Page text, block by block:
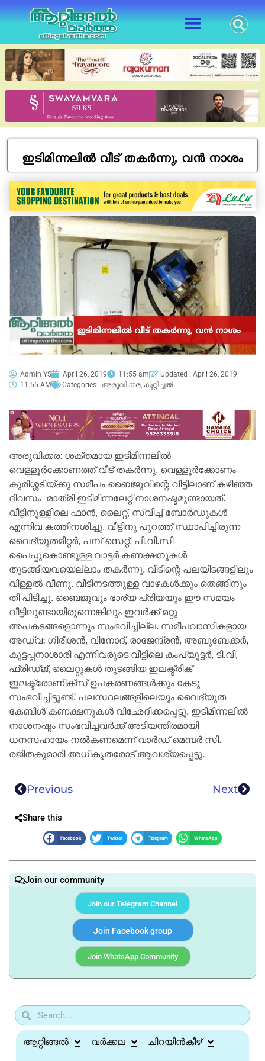
ഇടിമിന്നലിൽ വീട് തകർന്നു, വൻ നാശം
Admin YS April 26, 2019 11:55 am
Updated : April 26, 2019
11:55 AM
Categories : അരുവിക്കര കുറ്റിച്ചൽ
അരുവിക്കര: ശക്തമായ ഇടിമിന്നലിൽ
വെള്ളൂർക്കോണത്ത് വീട് തകർന്നു. വെള്ളൂർക്കോണം
കുരിശ്ശടിയ്ക്കു സമീപം ബൈജുവിന്റെ വീട്ടിലാണ് കഴിഞ്ഞ
ദിവസം രാത്രി ഇടിമിന്നലേറ്റ് നാശനഷ്ടമുണ്ടായത്.
വീട്ടിനുള്ളിലെ ഫാൻ, ലൈറ്റ്, സ്വിച്ച് ബോർഡുകൾ
എന്നിവ കത്തിനശിച്ചു. വീട്ടിനു പുറത്ത് സ്ഥാപിച്ചിരുന്ന
വൈദ്യുതമീറ്റർ, പമ്പ് സെറ്റ്, പി.വി.സി
പൈപ്പുകൊണ്ടുള്ള വാട്ടർ കണക്ഷനുകൾ
തുടങ്ങിയവയെല്ലാം തകർന്നു. വീടിന്റെ പലയിടങ്ങളിലും
വിള്ളൽ വീണു. വീടിനടത്തുള്ള വാഴകൾക്കും തെങ്ങിനും
തീ പിടിച്ചു. ബൈജുവും ഭാര്യ പ്രിയയും ഈ സമയം
വീട്ടിലുണ്ടായിരുന്നെങ്കിലും ഇവർക്ക് മറ്റു
അപകടങ്ങളൊന്നും സംഭവിച്ചില്ല. സമീപവാസികളായ
അഡ്വ: ഗിരീശൻ, വിനോദ്, രാജേന്ദ്രൻ, അബൂബേക്കർ,
കുട്ടപ്പനാശാരി എന്നിവരുടെ വീട്ടിലെ കംപ്യൂട്ടർ, ടി.വി,
ഫ്രിഡ്ജ്, ലൈറ്റുകൾ തുടങ്ങിയ ഇലക്ട്രിക്
ഇലക്ട്രോണിക്സ് ഉപകരണങ്ങൾക്കും കേടു
സംഭവിച്ചിട്ടുണ്ട്. പലസ്ഥലങ്ങളിലെയും വൈദ്യുത
കേബിൾ കണക്ഷനുകൾ വിഛേദിക്കപ്പെട്ടു. ഇടിമിന്നലിൽ
നാശനഷ്ടം സംഭവിച്ചവർക്ക് അടിയന്തിരമായി
ധനസഹായം നൽകണമെന്ന് വാർഡ് മെമ്പർ സി.
രജിതകുമാരി അധികൃതരോട് ആവശ്യപ്പെട്ടു.
Previous Next
Share this
Facebook Twitter Telegram WhatsApp
Join our community
Join our Telegram Channel
Join Facebook group
Join WhatsApp Community
ആറ്റിങ്ങൽ വർക്കല ചിറയിൻകീഴ്